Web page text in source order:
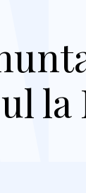
la